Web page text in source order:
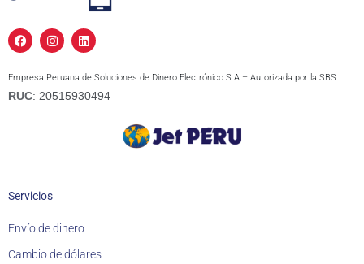
F
a
c
b
o
I
n
s
t
a
g
L
i
n
k
e
d
Empresa Peruana de Soluciones de Dinero Electrónico S.A – Autorizada por la SBS.
RUC: 20515930494
Servicios
Envío de dinero
Cambio de dólares